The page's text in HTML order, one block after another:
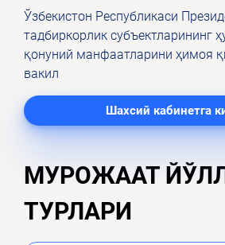
Ўзбекистон Республикаси
тадбиркорлик субъектларининг
қонуний манфаатларини ҳимоя
вакил
Шахсий кабинетга
МУРОЖААТ
ТУРЛАРИ